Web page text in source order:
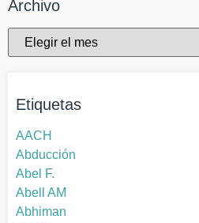
Archivo
Etiquetas
AACH
Abducción
Abel F.
Abell AM
Abhiman